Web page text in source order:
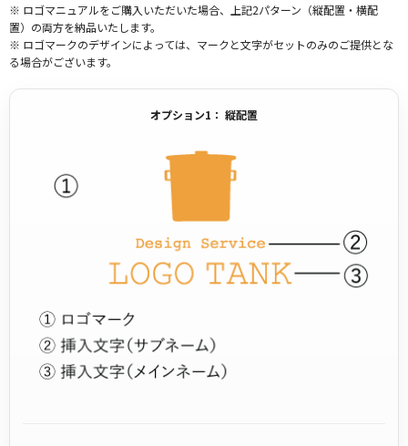
※ ロゴマニュアルをご購入いただいた場合、上記2パターン（縦配置・横配
置）の両方を納品いたします。
※ ロゴマークのデザインによっては、マークと文字がセットのみのご提供とな
る場合がございます。
オプション1： 縦配置